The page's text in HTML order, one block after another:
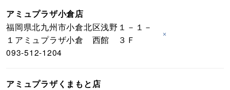
アミュプラザ小倉店
福岡県北九州市小倉北区浅野１－１－
１アミュプラザ小倉 西館 ３Ｆ
093-512-1204
×
アミュプラザくまもと店